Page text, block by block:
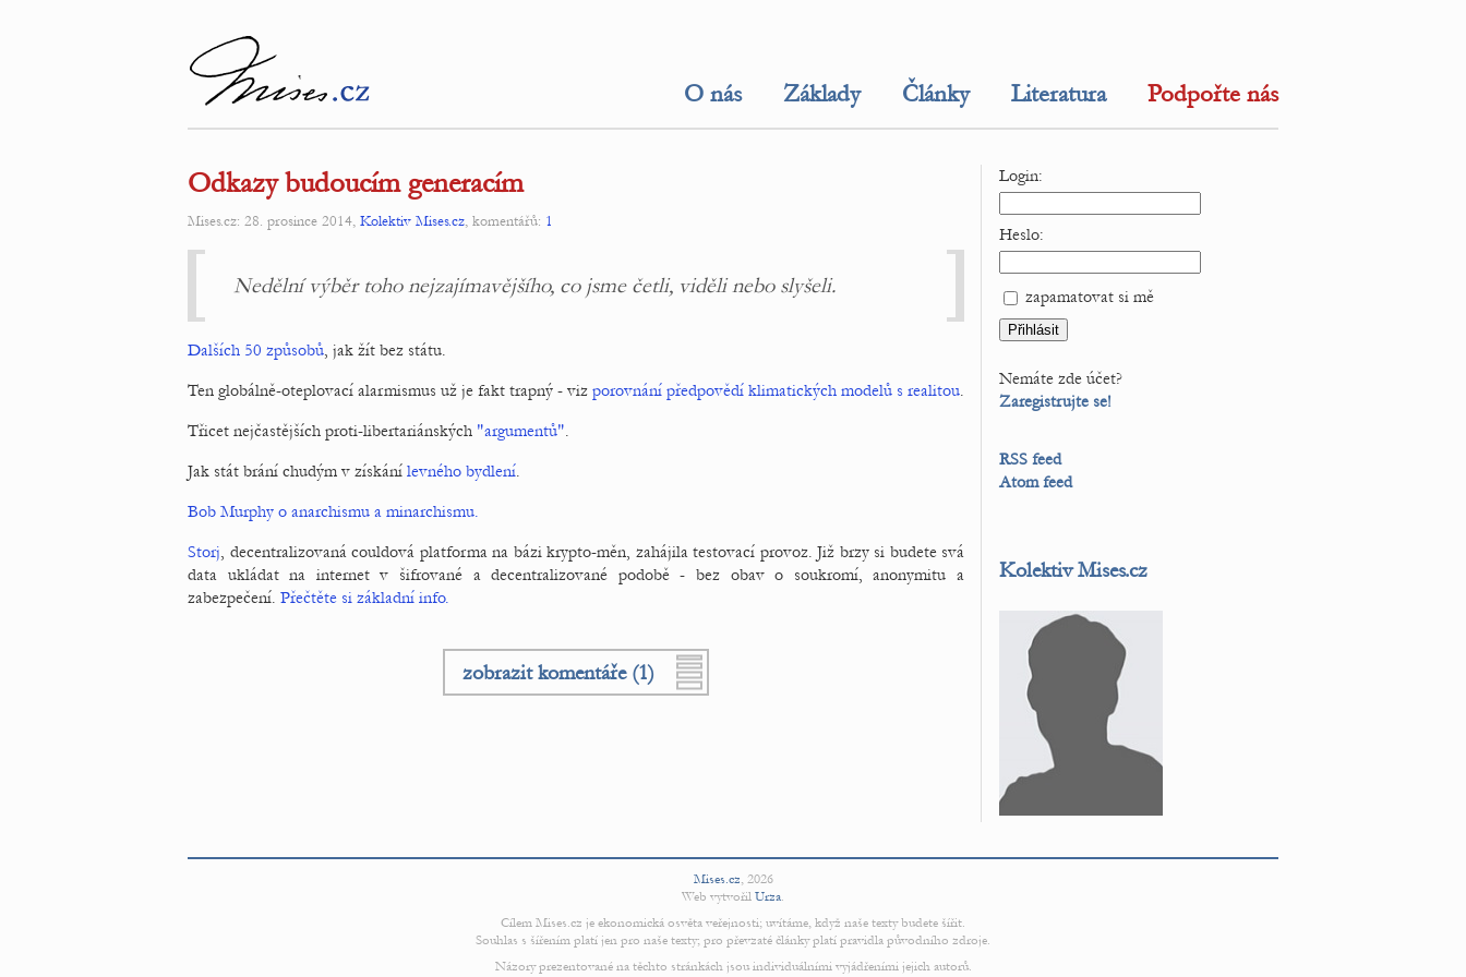
O nás Základy Články Literatura Podpořte nás
Odkazy budoucím generacím
Mises.cz: 28. prosince 2014, Kolektiv Mises.cz, komentářů: 1
Nedělní výběr toho nejzajímavějšího, co jsme četli, viděli nebo slyšeli.
Dalších 50 způsobů, jak žít bez státu.
Ten globálně-oteplovací alarmismus už je fakt trapný - viz porovnání předpovědí klimatických modelů s realitou.
Třicet nejčastějších proti-libertariánských "argumentů".
Jak stát brání chudým v získání levného bydlení.
Bob Murphy o anarchismu a minarchismu.
Storj, decentralizovaná couldová platforma na bázi krypto-měn, zahájila testovací provoz. Již brzy si budete svá
data ukládat na internet v šifrované a decentralizované podobě - bez obav o soukromí, anonymitu a
zabezpečení. Přečtěte si základní info.
zobrazit komentáře (1)
Login:
Heslo:
zapamatovat si mě
Nemáte zde účet?
Zaregistrujte se!
RSS feed
Atom feed
Kolektiv Mises.cz
Mises.cz, 2026
Web vytvořil Urza.
Cílem Mises.cz je ekonomická osvěta veřejnosti; uvítáme, když naše texty budete šířit.
Souhlas s šířením platí jen pro naše texty; pro převzaté články platí pravidla původního zdroje.
Názory prezentované na těchto stránkách jsou individuálními vyjádřeními jejich autorů.